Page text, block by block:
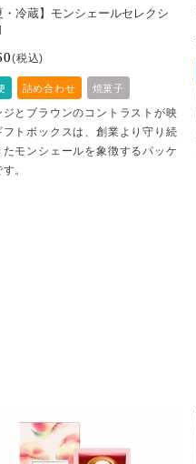
・冷蔵】モンシェールセレクシ
税込
詰め合わせ 焼菓子
ジとブラウンのコントラストが映
フトボックスは、創業より守り続
たモンシェールを象徴するパッケ
。